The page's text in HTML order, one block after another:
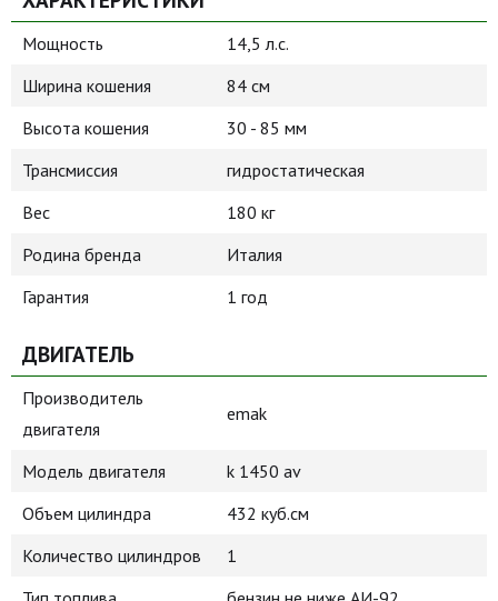
Мощность
14,5 л.с.
Ширина кошения
84 см
Высота кошения
30 - 85 мм
Трансмиссия
гидростатическая
Вес
180 кг
Родина бренда
Италия
Гарантия
1 год
ДВИГАТЕЛЬ
Производитель
двигателя
emak
Модель двигателя
k 1450 av
Объем цилиндра
432 куб.см
Количество цилиндров
1